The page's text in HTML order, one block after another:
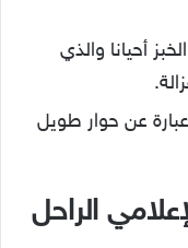
أحيانا والذي
عبارة عن حوار طويل
الراحل